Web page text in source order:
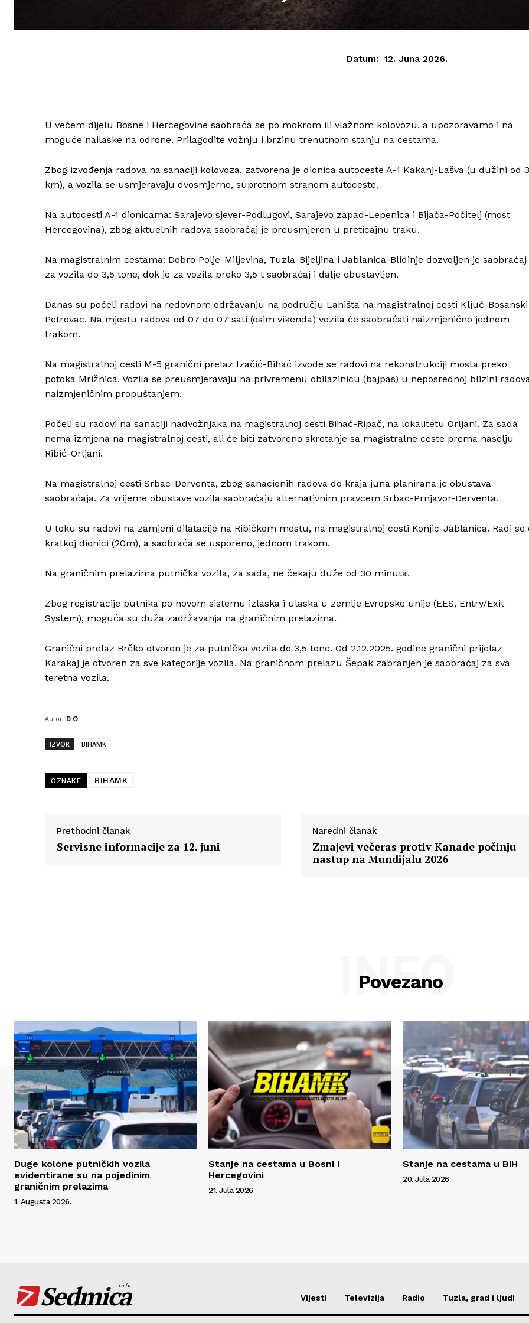
Info
Kontakt
Datum: 12. Juna 2026.
U većem dijelu Bosne i Hercegovine saobraća se po mokrom ili vlažnom kolovozu, a upozoravamo i na
moguće nailaske na odrone. Prilagodite vožnju i brzinu trenutnom stanju na cestama.
Zbog izvođenja radova na sanaciji kolovoza, zatvorena je dionica autoceste A-1 Kakanj-Lašva (u dužini od 3
km), a vozila se usmjeravaju dvosmjerno, suprotnom stranom autoceste.
Na autocesti A-1 dionicama: Sarajevo sjever-Podlugovi, Sarajevo zapad-Lepenica i Bijača-Počitelj (most
Hercegovina), zbog aktuelnih radova saobraćaj je preusmjeren u preticajnu traku.
Na magistralnim cestama: Dobro Polje-Miljevina, Tuzla-Bijeljina i Jablanica-Blidinje dozvoljen je saobraćaj
za vozila do 3,5 tone, dok je za vozila preko 3,5 t saobraćaj i dalje obustavljen.
Danas su počeli radovi na redovnom održavanju na području Laništa na magistralnoj cesti Ključ-Bosanski
Petrovac. Na mjestu radova od 07 do 07 sati (osim vikenda) vozila će saobraćati naizmjenično jednom
trakom.
Na magistralnoj cesti M-5 granični prelaz Izačić-Bihać izvode se radovi na rekonstrukciji mosta preko
potoka Mrižnica. Vozila se preusmjeravaju na privremenu obilazinicu (bajpas) u neposrednoj blizini
naizmjeničnim propuštanjem.
Počeli su radovi na sanaciji nadvožnjaka na magistralnoj cesti Bihać-Ripač, na lokalitetu Orljani. Za sada
nema izmjena na magistralnoj cesti, ali će biti zatvoreno skretanje sa magistralne ceste prema naselju
Ribić-Orljani.
Na magistralnoj cesti Srbac-Derventa, zbog sanacionih radova do kraja juna planirana je obustava
saobraćaja. Za vrijeme obustave vozila saobraćaju alternativnim pravcem Srbac-Prnjavor-Derventa.
U toku su radovi na zamjeni dilatacije na Ribićkom mostu, na magistralnoj cesti Konjic-Jablanica. Radi se
kratkoj dionici (20m), a saobraća se usporeno, jednom trakom.
Na graničnim prelazima putnička vozila, za sada, ne čekaju duže od 30 minuta.
Zbog registracije putnika po novom sistemu izlaska i ulaska u zemlje Evropske unije (EES, Entry/Exit
System), moguća su duža zadržavanja na graničnim prelazima.
Granični prelaz Brčko otvoren je za putnička vozila do 3,5 tone. Od 2.12.2025. godine granični prijelaz
Karakaj je otvoren za sve kategorije vozila. Na graničnom prelazu Šepak zabranjen je saobraćaj za sva
teretna vozila.
Autor: D.O.
IZVOR BIHAMK
OZNAKE BIHAMK
Prethodni članak
Servisne informacije za 12. juni
Naredni članak
Zmajevi večeras protiv Kanade počinju
nastup na Mundijalu 2026
Povezano
INFO
Duge kolone putničkih vozila
evidentirane su na pojedinim
graničnim prelazima
1. Augusta 2026.
Stanje na cestama u Bosni i
Hercegovini
21. Jula 2026.
Stanje na cestama u BiH
20. Jula 2026.
Sedmica
info
Vijesti Televizija Radio Tuzla, grad i ljudi